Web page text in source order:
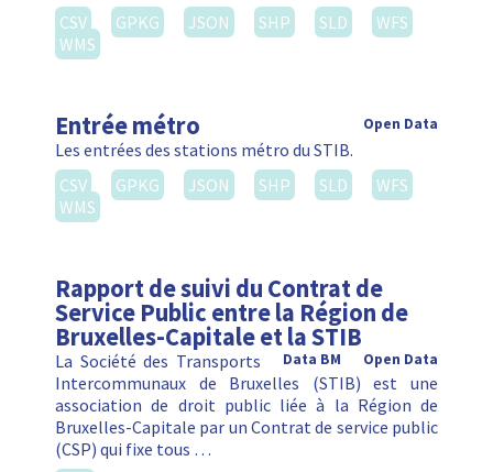
CSV
GPKG JSON SHP SLD
WFS
WMS
Entrée métro Open Data
Les entrées des stations métro du STIB.
CSV
GPKG JSON SHP SLD
WFS
WMS
Rapport de suivi du Contrat de
Service Public entre la Région de
Bruxelles-Capitale et la STIB
Open Data
Data BM
La Société des Transports
Intercommunaux de Bruxelles (STIB) est une
association de droit public liée à la Région de
Bruxelles-Capitale par un Contrat de service public
(CSP) qui fixe tous …